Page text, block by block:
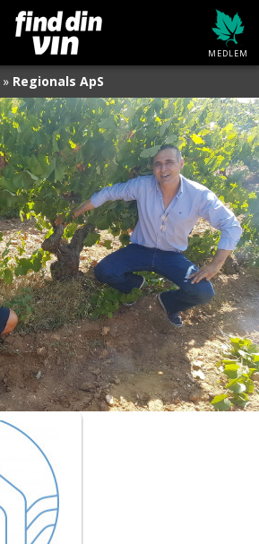
MEDLEM
» Regionals ApS